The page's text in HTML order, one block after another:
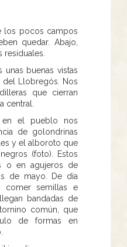
los pocos campos
quedar. Abajo,
unas buenas vistas
Llobregós. Nos
que cierran
central.
en el pueblo nos
de golondrinas
y el alboroto que
(foto). Estos
o en agujeros de
de mayo. De día
semillas e
bandadas de
común, que
de formas en